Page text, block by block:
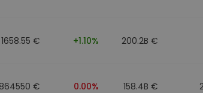
1658.55 € +1.10% 200.2B €
€ 0.00% 158.4B €